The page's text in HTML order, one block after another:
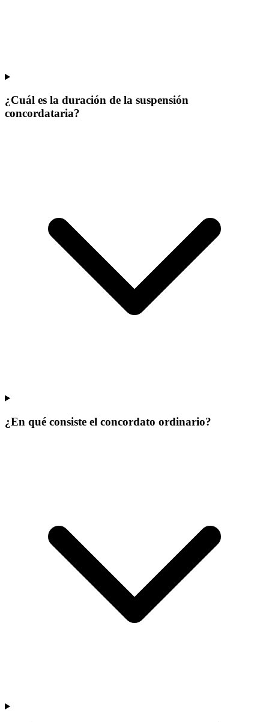
¿Cuál es la duración de la suspensión
concordataria?
¿En qué consiste el concordato ordinario?